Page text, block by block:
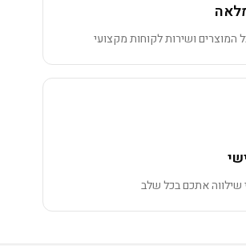
המוצרים ושירות לקוחות מקצועי
שילווה אתכם בכל שלב